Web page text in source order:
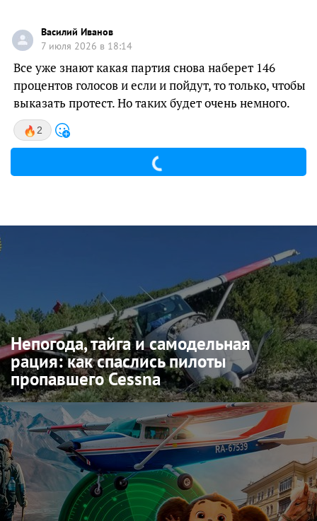
Василий Иванов
7 июля 2026 в 18:14
Все уже знают какая партия снова наберет 146
процентов голосов и если и пойдут, то только, чтобы
выказать протест. Но таких будет очень немного.
2
Непогода, тайга и самодельная
рация: как спаслись пилоты
пропавшего Cessna